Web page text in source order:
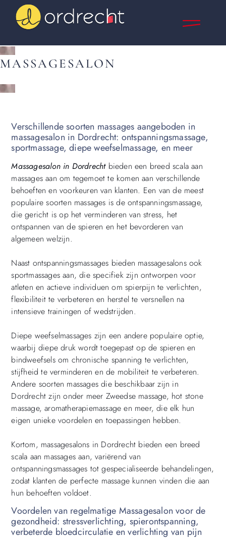
MASSAGESALON
Verschillende soorten massages aangeboden in
massagesalon in Dordrecht: ontspanningsmassage,
sportmassage, diepe weefselmassage, en meer
Massagesalon in Dordrechtbieden een breed scala aan
massages aan om tegemoet te komen aan verschillende
behoeften en voorkeuren van klanten. Een van de meest
populaire soorten massages is de ontspanningsmassage,
die gericht is op het verminderen van stress, het
ontspannen van de spieren en het bevorderen van
algemeen welzijn.
Naast ontspanningsmassages bieden massagesalons ook
sportmassages aan, die specifiek zijn ontworpen voor
atleten en actieve individuen om spierpijn te verlichten,
flexibiliteit te verbeteren en herstel te versnellen na
intensieve trainingen of wedstrijden.
Diepe weefselmassages zijn een andere populaire optie,
waarbij diepe druk wordt toegepast op de spieren en
bindweefsels om chronische spanning te verlichten,
stijfheid te verminderen en de mobiliteit te verbeteren.
Andere soorten massages die beschikbaar zijn in
Dordrecht zijn onder meer Zweedse massage, hot stone
massage, aromatherapiemassage en meer, die elk hun
eigen unieke voordelen en toepassingen hebben.
Kortom, massagesalons in Dordrecht bieden een breed
scala aan massages aan, variërend van
ontspanningsmassages tot gespecialiseerde behandelingen,
zodat klanten de perfecte massage kunnen vinden die aan
hun behoeften voldoet.
Voordelen van regelmatige Massagesalon voor de
gezondheid: stressverlichting, spierontspanning,
verbeterde bloedcirculatie en verlichting van pijn